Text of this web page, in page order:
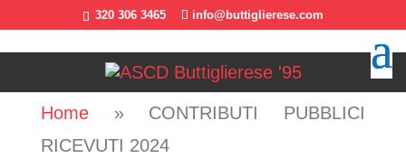
320 306 3465 info@buttiglierese.com
Home» CONTRIBUTI PUBBLICI
RICEVUTI 2024